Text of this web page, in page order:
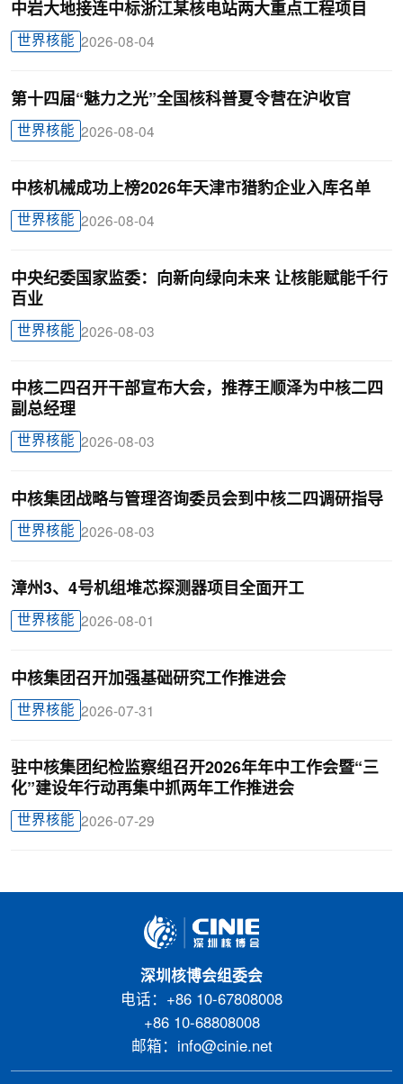
中岩大地接连中标浙江某核电站两大重点工程项目
世界核能 2026-08-04
第十四届“魅力之光”全国核科普夏令营在沪收官
世界核能 2026-08-04
中核机械成功上榜2026年天津市猎豹企业入库名单
世界核能 2026-08-04
中央纪委国家监委：向新向绿向未来 让核能赋能千行
百业
世界核能 2026-08-03
中核二四召开干部宣布大会，推荐王顺泽为中核二四
副总经理
世界核能 2026-08-03
中核集团战略与管理咨询委员会到中核二四调研指导
世界核能 2026-08-03
漳州3、4号机组堆芯探测器项目全面开工
世界核能 2026-08-01
中核集团召开加强基础研究工作推进会
世界核能 2026-07-31
驻中核集团纪检监察组召开2026年年中工作会暨“三
化”建设年行动再集中抓两年工作推进会
世界核能 2026-07-29
深圳核博会组委会
电话：+86 10-67808008
+86 10-68808008
邮箱：info@cinie.net